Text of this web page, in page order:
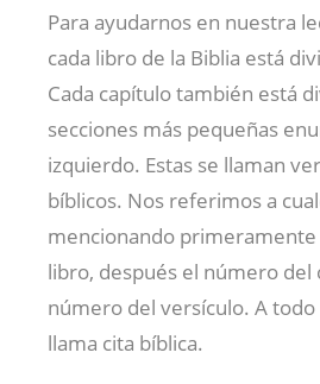
Para ayudarnos en nuestra
cada libro de la Biblia está
Cada capítulo también está
secciones más pequeñas
izquierdo. Estas se llaman
bíblicos. Nos referimos a
mencionando
libro, después el número del
número del versículo. A
llama cita bíblica.